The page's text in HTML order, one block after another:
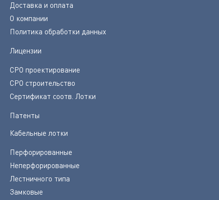
Доставка и оплата
О компании
Политика обработки данных
Лицензии
СРО проектирование
СРО строительство
Сертификат соотв. Лотки
Патенты
Кабельные лотки
Перфорированные
Неперфорированные
Лестничного типа
Замковые